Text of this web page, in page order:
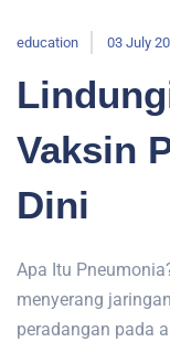
education 03 July
Vaksin
Dini
Apa Itu
menyerang
peradangan pada